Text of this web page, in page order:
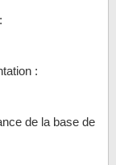
:
de la base de